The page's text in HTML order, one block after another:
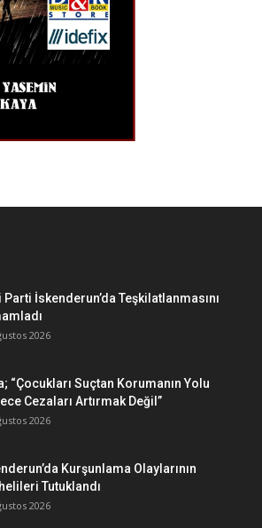
Parti İskenderun’da Teşkilatlanmasını
2026
“Çocukları Suçtan Korumanın Yolu
Cezaları Artırmak Değil”
2026
Kurşunlama Olaylarının
Tutuklandı
2026